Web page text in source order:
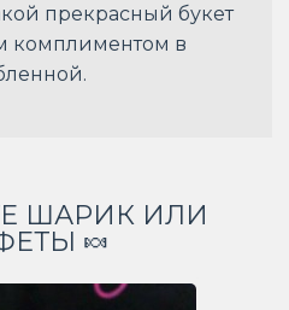
прекрасный букет
комплиментом в
ШАРИК ИЛИ
🍬